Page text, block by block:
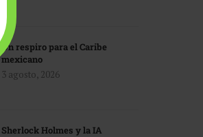
Un respiro para el Caribe
mexicano
3 agosto, 2026
Sherlock Holmes y la IA